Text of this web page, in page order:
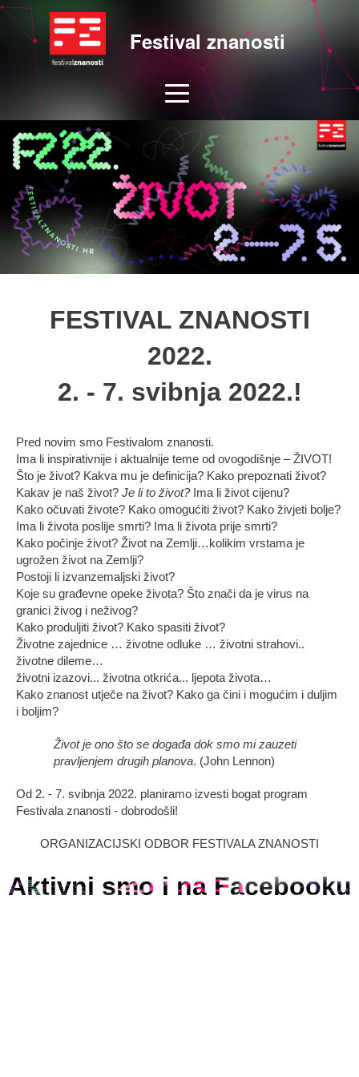
Festival znanosti
FESTIVAL ZNANOSTI
2022.
2. - 7. svibnja 2022.!
Pred novim smo Festivalom znanosti.
Ima li inspirativnije i aktualnije teme od ovogodišnje – ŽIVOT!
Što je život? Kakva mu je definicija? Kako prepoznati život?
Kakav je naš život?Je li to život?Ima li život cijenu?
Kako očuvati živote? Kako omogućiti život? Kako živjeti bolje?
Ima li života poslije smrti? Ima li života prije smrti?
Kako počinje život? Život na Zemlji…kolikim vrstama je
ugrožen život na Zemlji?
Postoji li izvanzemaljski život?
Koje su građevne opeke života? Što znači da je virus na
granici živog i neživog?
Kako produljiti život? Kako spasiti život?
Životne zajednice … životne odluke … životni strahovi..
životne dileme…
životni izazovi... životna otkrića... ljepota života…
Kako znanost utječe na život? Kako ga čini i mogućim i duljim
i boljim?
Život je ono što se događa dok smo mi zauzeti
pravljenjem drugih planova. (John Lennon)
Od 2. - 7. svibnja 2022. planiramo izvesti bogat program
Festivala znanosti - dobrodošli!
ORGANIZACIJSKI ODBOR FESTIVALA ZNANOSTI
Aktivni smo i na Facebooku